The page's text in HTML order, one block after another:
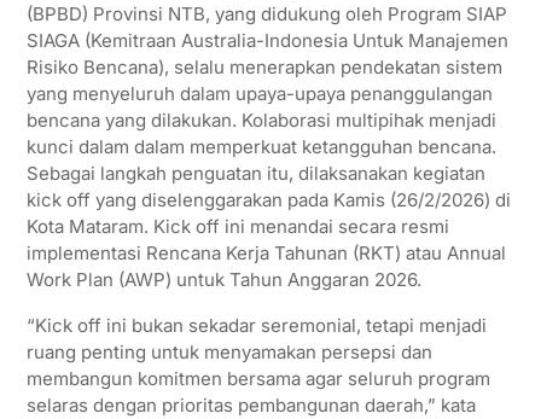
(BPBD) Provinsi NTB, yang didukung oleh Program SIAP
SIAGA (Kemitraan Australia-Indonesia Untuk Manajemen
Risiko Bencana), selalu menerapkan pendekatan sistem
yang menyeluruh dalam upaya-upaya penanggulangan
bencana yang dilakukan. Kolaborasi multipihak menjadi
kunci dalam dalam memperkuat ketangguhan bencana.
Sebagai langkah penguatan itu, dilaksanakan kegiatan
kick off yang diselenggarakan pada Kamis (26/2/2026) di
Kota Mataram. Kick off ini menandai secara resmi
implementasi Rencana Kerja Tahunan (RKT) atau Annual
Work Plan (AWP) untuk Tahun Anggaran 2026.
“Kick off ini bukan sekadar seremonial, tetapi menjadi
ruang penting untuk menyamakan persepsi dan
membangun komitmen bersama agar seluruh program
selaras dengan prioritas pembangunan daerah,” kata